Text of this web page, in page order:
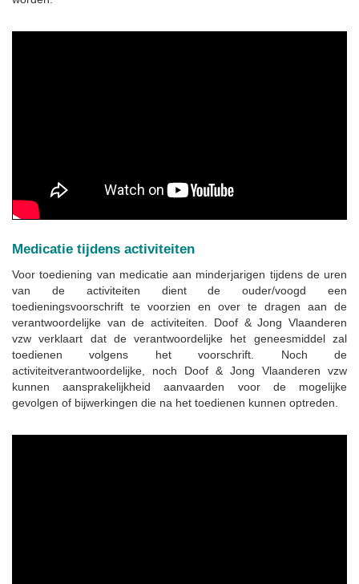
Medicatie tijdens activiteiten
Voor toediening van medicatie aan minderjarigen tijdens de uren
van de activiteiten dient de ouder/voogd een
toedieningsvoorschrift te voorzien en over te dragen aan de
verantwoordelijke van de activiteiten. Doof & Jong Vlaanderen
vzw verklaart dat de verantwoordelijke het geneesmiddel zal
toedienen volgens het voorschrift. Noch de
activiteitverantwoordelijke, noch Doof & Jong Vlaanderen vzw
kunnen aansprakelijkheid aanvaarden voor de mogelijke
gevolgen of bijwerkingen die na het toedienen kunnen optreden.